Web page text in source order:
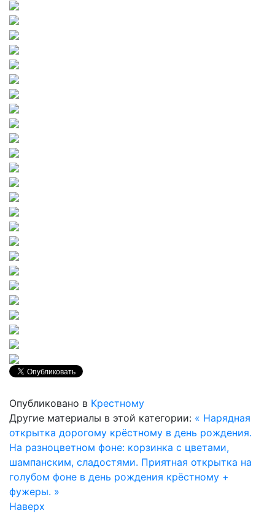
Опубликовано в Крестному
Другие материалы в этой категории: « Нарядная
открытка дорогому крёстному в день рождения.
На разноцветном фоне: корзинка с цветами,
шампанским, сладостями. Приятная открытка на
голубом фоне в день рождения крёстному +
фужеры. »
Наверх